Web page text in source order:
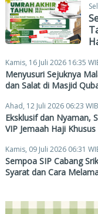
Kamis, 16 Juli 2026 16:35
Menyusuri Sejuknya
dan Salat di Masjid
Ahad, 12 Juli 2026 06:23 WIB
Eksklusif dan Nyaman,
VIP Jemaah Haji
Kamis, 09 Juli 2026 06:31
Sempoa SIP Cabang
Syarat dan Cara